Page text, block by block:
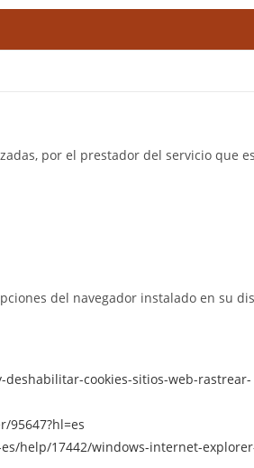
por el prestador del servicio que
del navegador instalado en su
cookies-sitios-web-rastrear-
95647?hl=es
help/17442/windows-internet-